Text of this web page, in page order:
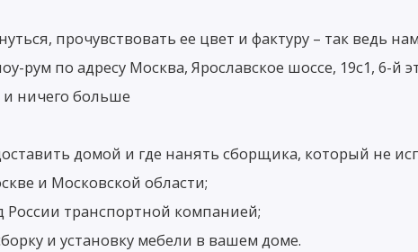
прочувствовать ее цвет и фактуру – так ведь
рум по адресу Москва, Ярославское шоссе, 19с1, 6-й
и ничего больше
домой и где нанять сборщика, который не
и Московской области;
транспортной компанией;
и установку мебели в вашем доме.